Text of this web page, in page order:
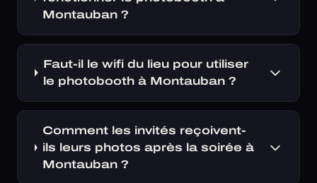
Montauban ?
Faut-il le wifi du lieu pour utiliser
le photobooth à Montauban ?
Comment les invités reçoivent-
ils leurs photos après la soirée à
Montauban ?